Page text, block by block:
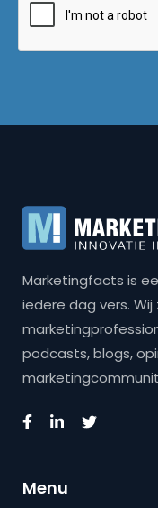
Marketingfacts is
iedere dag vers.
podcasts, blogs,
Menu